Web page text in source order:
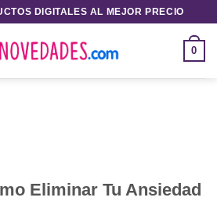
DIGITALES AL MEJOR PRECIO
0
Eliminar Tu Ansiedad